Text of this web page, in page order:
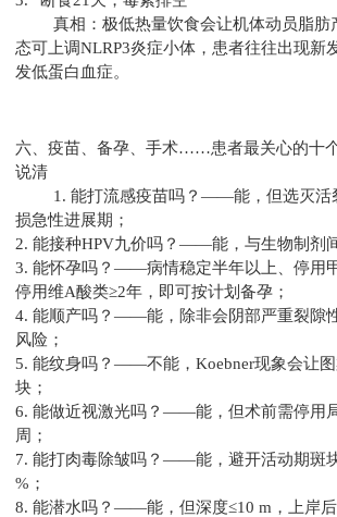
真相：极低热量饮食会让机体动员脂肪
态可上调NLRP3炎症小体，患者往往出现新
发低蛋白血症。
六、疫苗、备孕、手术……患者最关心的十
说清
1. 能打流感疫苗吗？——能，但选灭活
损急性进展期；
2. 能接种HPV九价吗？——能，与生物制剂
3. 能怀孕吗？——病情稳定半年以上、停用
停用维A酸类≥2年，即可按计划备孕；
4. 能顺产吗？——能，除非会阴部严重裂隙
风险；
5. 能纹身吗？——不能，Koebner现象会让
块；
6. 能做近视激光吗？——能，但术前需停用
周；
7. 能打肉毒除皱吗？——能，避开活动期斑
%；
8. 能潜水吗？——能，但深度≤10 m，上岸